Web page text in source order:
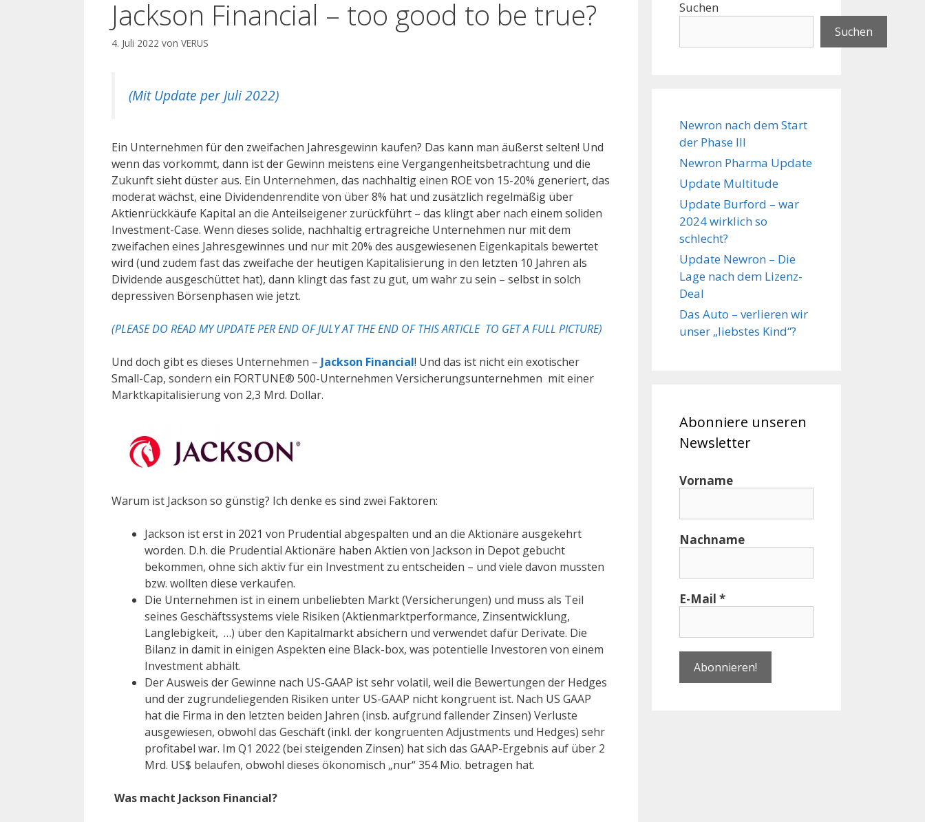
Jackson Financial – too good to be true?
4. Juli 2022 von VERUS
(Mit Update per Juli 2022)
Ein Unternehmen für den zweifachen Jahresgewinn kaufen? Das kann man äußerst selten! Und
wenn das vorkommt, dann ist der Gewinn meistens eine Vergangenheitsbetrachtung und die
Zukunft sieht düster aus. Ein Unternehmen, das nachhaltig einen ROE von 15-20% generiert, das
moderat wächst, eine Dividendenrendite von über 8% hat und zusätzlich regelmäßig über
Aktienrückkäufe Kapital an die Anteilseigener zurückführt – das klingt aber nach einem soliden
Investment-Case. Wenn dieses solide, nachhaltig ertragreiche Unternehmen nur mit dem
zweifachen eines Jahresgewinnes und nur mit 20% des ausgewiesenen Eigenkapitals bewertet
wird (und zudem fast das zweifache der heutigen Kapitalisierung in den letzten 10 Jahren als
Dividende ausgeschüttet hat), dann klingt das fast zu gut, um wahr zu sein – selbst in solch
depressiven Börsenphasen wie jetzt.
(PLEASE DO READ MY UPDATE PER END OF JULY AT THE END OF THIS ARTICLE TO GET A FULL PICTURE)
Und doch gibt es dieses Unternehmen – Jackson Financial! Und das ist nicht ein exotischer
Small-Cap, sondern ein FORTUNE® 500-Unternehmen Versicherungsunternehmen mit einer
Marktkapitalisierung von 2,3 Mrd. Dollar.
Warum ist Jackson so günstig? Ich denke es sind zwei Faktoren:
Jackson ist erst in 2021 von Prudential abgespalten und an die Aktionäre ausgekehrt
worden. D.h. die Prudential Aktionäre haben Aktien von Jackson in Depot gebucht
bekommen, ohne sich aktiv für ein Investment zu entscheiden – und viele davon mussten
bzw. wollten diese verkaufen.
Die Unternehmen ist in einem unbeliebten Markt (Versicherungen) und muss als Teil
seines Geschäftssystems viele Risiken (Aktienmarktperformance, Zinsentwicklung,
Langlebigkeit, …) über den Kapitalmarkt absichern und verwendet dafür Derivate. Die
Bilanz in damit in einigen Aspekten eine Black-box, was potentielle Investoren von einem
Investment abhält.
Der Ausweis der Gewinne nach US-GAAP ist sehr volatil, weil die Bewertungen der Hedges
und der zugrundeliegenden Risiken unter US-GAAP nicht kongruent ist. Nach US GAAP
hat die Firma in den letzten beiden Jahren (insb. aufgrund fallender Zinsen) Verluste
ausgewiesen, obwohl das Geschäft (inkl. der kongruenten Adjustments und Hedges) sehr
profitabel war. Im Q1 2022 (bei steigenden Zinsen) hat sich das GAAP-Ergebnis auf über 2
Mrd. US$ belaufen, obwohl dieses ökonomisch „nur“ 354 Mio. betragen hat.
Was macht Jackson Financial?
Suchen
Suchen
Newron nach dem Start
der Phase III
Newron Pharma Update
Update Multitude
Update Burford – war
2024 wirklich so
schlecht?
Update Newron – Die
Lage nach dem Lizenz-
Deal
Das Auto – verlieren wir
unser „liebstes Kind“?
Abonniere unseren
Newsletter
Vorname
Nachname
E-Mail *